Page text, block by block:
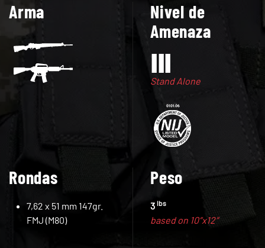
Arma
Nivel de
Amenaza
Stand Alone
Rondas
7,62 x 51 mm 147gr.
FMJ (M80)
Peso
3 lbs
based on 10″x12″